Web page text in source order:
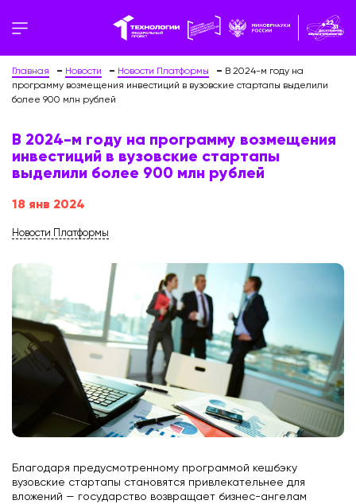
Главная Новости Новости Платформы
В 2024-м году на
программу возмещения инвестиций в вузовские стартапы выделили
более 900 млн рублей
В 2024-м году на программу возмещения
инвестиций в вузовские стартапы
выделили более 900 млн рублей
18 янв 2024
Новости Платформы
Благодаря предусмотренному программой кешбэку
вузовские стартапы становятся привлекательнее для
вложений — государство возвращает бизнес-ангелам